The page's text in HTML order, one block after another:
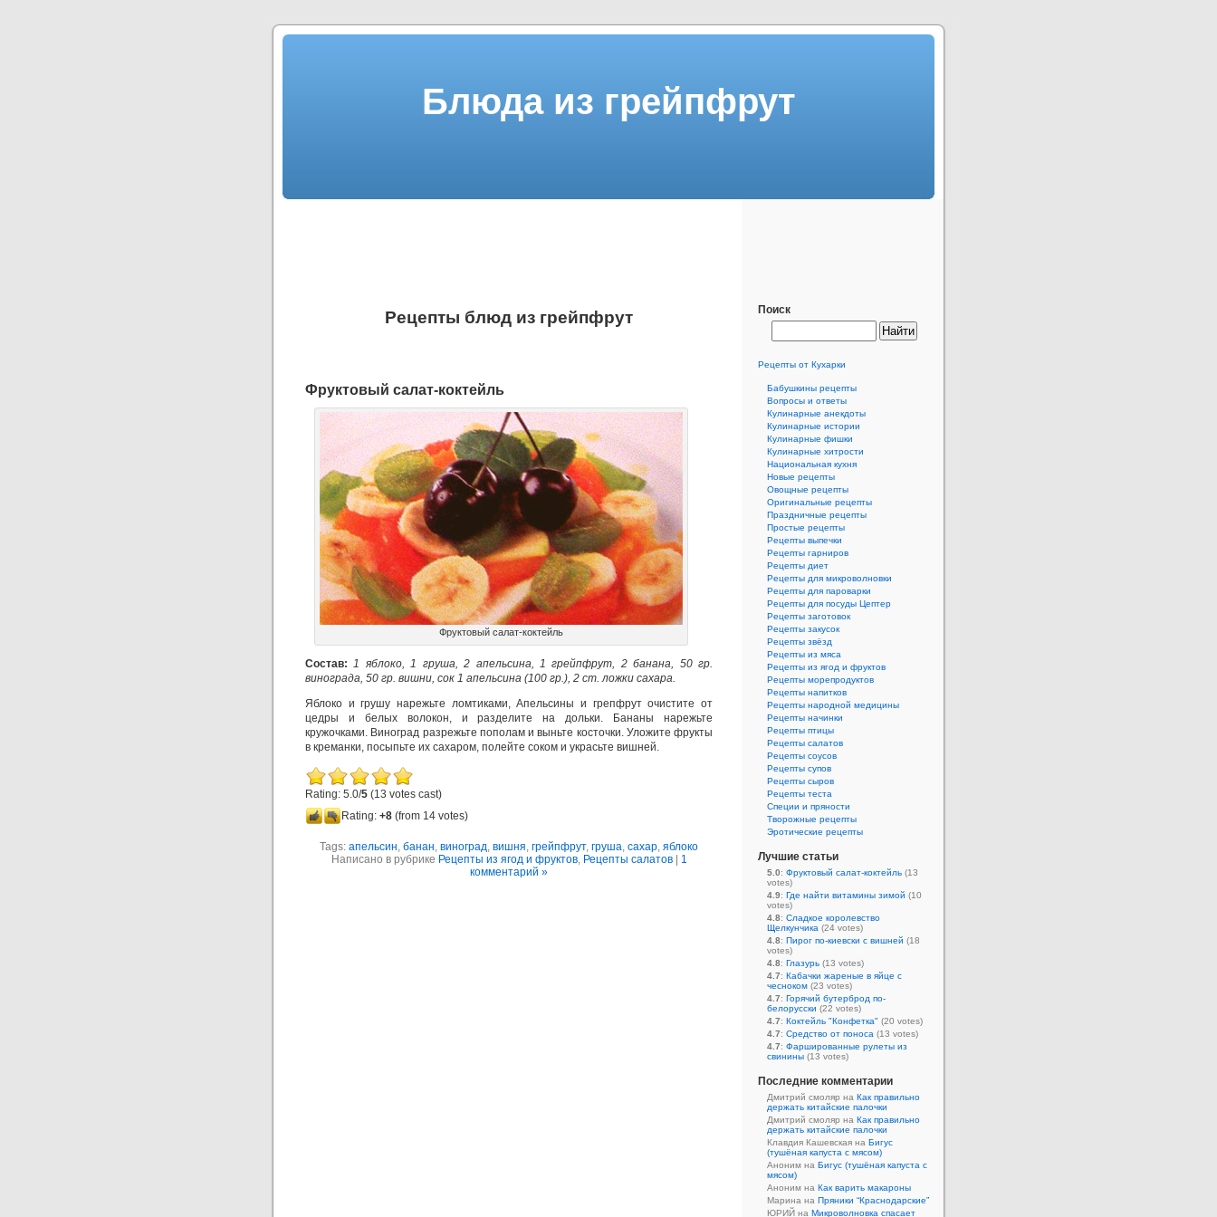
Блюда из грейпфрут
Рецепты блюд из грейпфрут
Фруктовый салат-коктейль
Фруктовый салат-коктейль
Состав: 1 яблоко, 1 груша, 2 апельсина, 1 грейпфрут, 2 банана, 50 гр.
винограда, 50 гр. вишни, сок 1 апельсина (100 гр.), 2 ст. ложки сахара.
Яблоко и грушу нарежьте ломтиками, Апельсины и грепфрут очистите от
цедры и белых волокон, и разделите на дольки. Бананы нарежьте
кружочками. Виноград разрежьте пополам и выньте косточки. Уложите фрукты
в креманки, посыпьте их сахаром, полейте соком и украсьте вишней.
Rating: 5.0/5 (13 votes cast)
Rating: +8 (from 14 votes)
Tags: апельсин, банан, виноград, вишня, грейпфрут, груша, сахар, яблоко
Написано в рубрике Рецепты из ягод и фруктов, Рецепты салатов|
1
комментарий »
Поиск
Рецепты от Кухарки
Бабушкины рецепты
Вопросы и ответы
Кулинарные анекдоты
Кулинарные истории
Кулинарные фишки
Кулинарные хитрости
Национальная кухня
Новые рецепты
Овощные рецепты
Оригинальные рецепты
Праздничные рецепты
Простые рецепты
Рецепты выпечки
Рецепты гарниров
Рецепты диет
Рецепты для микроволновки
Рецепты для пароварки
Рецепты для посуды Цептер
Рецепты заготовок
Рецепты закусок
Рецепты звёзд
Рецепты из мяса
Рецепты из ягод и фруктов
Рецепты морепродуктов
Рецепты напитков
Рецепты народной медицины
Рецепты начинки
Рецепты птицы
Рецепты салатов
Рецепты соусов
Рецепты супов
Рецепты сыров
Рецепты теста
Специи и пряности
Творожные рецепты
Эротические рецепты
Лучшие статьи
5.0: Фруктовый салат-коктейль (13
votes)
4.9: Где найти витамины зимой (10
votes)
4.8: Сладкое королевство
Щелкунчика (24 votes)
4.8: Пирог по-киевски с вишней (18
votes)
4.8: Глазурь (13 votes)
4.7: Кабачки жареные в яйце с
чесноком (23 votes)
4.7: Горячий бутерброд по-
белорусски (22 votes)
4.7: Коктейль "Конфетка" (20 votes)
4.7: Средство от поноса (13 votes)
4.7: Фаршированные рулеты из
свинины (13 votes)
Последние комментарии
Дмитрий смоляр на Как правильно
держать китайские палочки
Дмитрий смоляр на Как правильно
держать китайские палочки
Клавдия Кашевская на Бигус
(тушёная капуста с мясом)
Аноним на Бигус (тушёная капуста с
мясом)
Аноним на Как варить макароны
Марина на Пряники “Краснодарские”
ЮРИЙ на Микроволновка спасает